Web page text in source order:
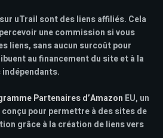
uTrail sont des liens affiliés. Cela
une commission si vous
liens, sans aucun surcoût pour
au financement du site et à la
Partenaires d’Amazon EU, un
pour permettre à des sites de
grâce à la création de liens vers